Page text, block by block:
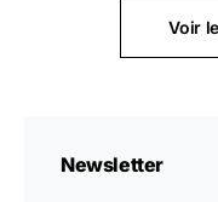
Voir
Newsletter